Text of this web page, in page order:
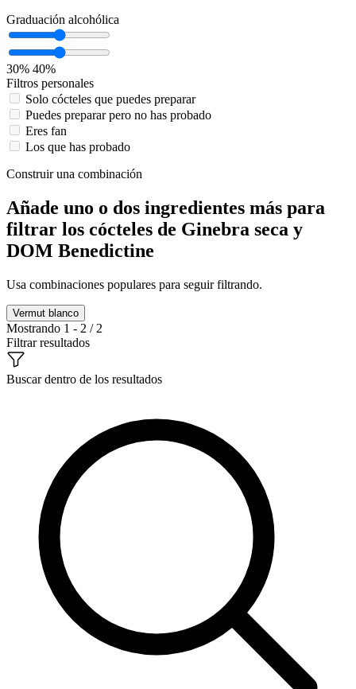
Graduación alcohólica
30% 40%
Filtros personales
Solo cócteles que puedes preparar
Puedes preparar pero no has probado
Eres fan
Los que has probado
Construir una combinación
Añade uno o dos ingredientes más para
filtrar los cócteles de Ginebra seca y
DOM Benedictine
Usa combinaciones populares para seguir filtrando.
Vermut blanco
Mostrando 1 - 2 / 2
Filtrar resultados
Buscar dentro de los resultados